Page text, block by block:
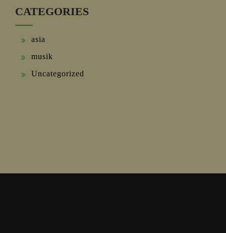
CATEGORIES
asia
musik
Uncategorized